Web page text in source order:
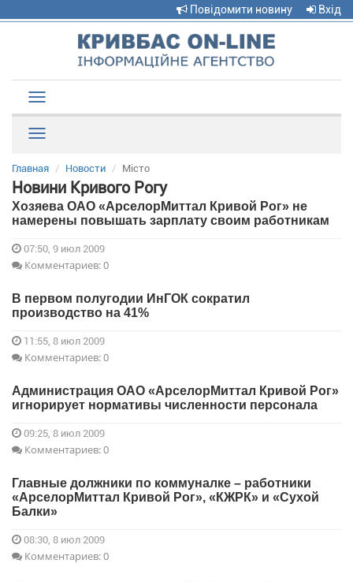
Повідомити новину Вхід
navigation
Главная Новости Місто
Новини Кривого Рогу
Хозяева ОАО «АрселорМиттал Кривой Рог» не
намерены повышать зарплату своим работникам
07:50, 9 июл 2009
Комментариев: 0
В первом полугодии ИнГОК сократил
производство на 41%
11:55, 8 июл 2009
Комментариев: 0
Администрация ОАО «АрселорМиттал Кривой Рог»
игнорирует нормативы численности персонала
09:25, 8 июл 2009
Комментариев: 0
Главные должники по коммуналке – работники
«АрселорМиттал Кривой Рог», «КЖРК» и «Сухой
Балки»
08:30, 8 июл 2009
Комментариев: 0